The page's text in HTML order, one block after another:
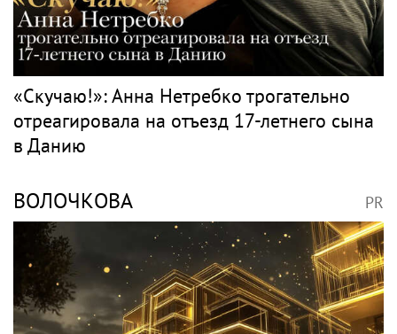
«Скучаю!»: Анна Нетребко трогательно
отреагировала на отъезд 17-летнего сына
в Данию
ВОЛОЧКОВА PR